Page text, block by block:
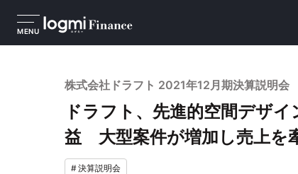
MENU
株式会社ドラフト 2021年12月期決算説明会
ドラフト、先進的空間デザ
益 大型案件が増加し売上を
#決算説明会